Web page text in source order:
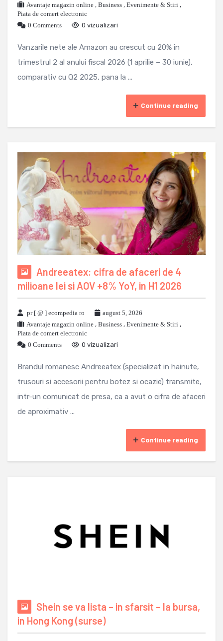
Avantaje magazin online , Business , Evenimente & Stiri ,
Piata de comert electronic
0 Comments
0 vizualizari
Vanzarile nete ale Amazon au crescut cu 20% in
trimestrul 2 al anului fiscal 2026 (1 aprilie – 30 iunie),
comparativ cu Q2 2025, pana la ...
Continue reading
Andreeatex: cifra de afaceri de 4
milioane lei si AOV +8% YoY, in H1 2026
pr [ @ ] ecompedia ro
august 5, 2026
Avantaje magazin online , Business , Evenimente & Stiri ,
Piata de comert electronic
0 Comments
0 vizualizari
Brandul romanesc Andreeatex (specializat in hainute,
trusouri si accesorii pentru botez si ocazie) transmite,
intr-un comunicat de presa, ca a avut o cifra de afaceri
de aproximativ ...
Continue reading
Shein se va lista – in sfarsit – la bursa,
in Hong Kong (surse)